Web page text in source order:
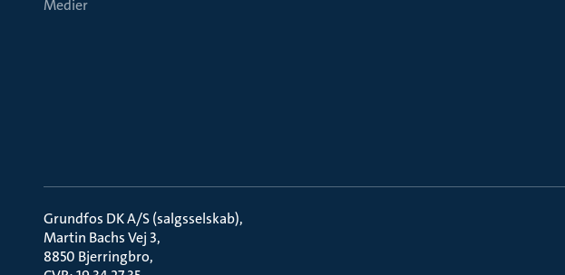
Medier
Grundfos DK A/S (salgsselskab)
Martin Bachs Vej 3
8850 Bjerringbro